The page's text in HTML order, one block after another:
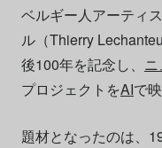
ベルギー人アーティ
ル（Thierry
後100年を記念し、
プロジェクトをAIで
題材となったのは、